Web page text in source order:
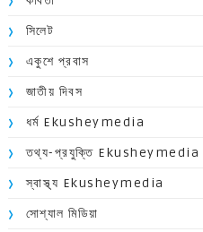
সিলেট
একুশে প্রবাস
জাতীয় দিবস
ধর্ম Ekusheymedia
তথ্য-প্রযুক্তি Ekusheymedia
স্বাস্থ্য Ekusheymedia
সোশ্যাল মিডিয়া